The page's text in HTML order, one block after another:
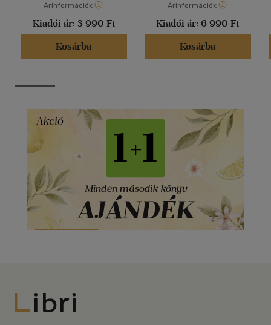
Árinformációk
Kiadói ár: 3 990 Ft
Kosárba
Árinformációk
Kiadói ár: 6 990 Ft
Kosárba
Libri